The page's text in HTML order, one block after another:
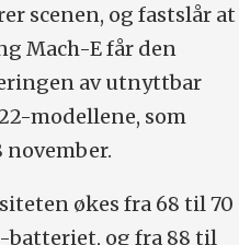
scenen, og fastslår at
Mach-E får den
av utnyttbar
modellene, som
økes fra 68 til 70
batteriet, og fra 88 til